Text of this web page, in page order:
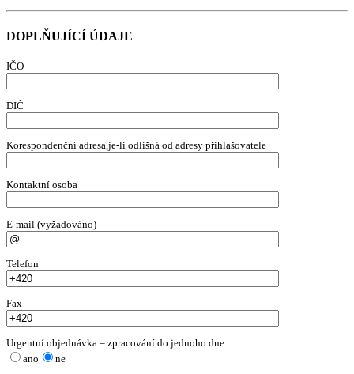
DOPLŇUJÍCÍ ÚDAJE
IČO
DIČ
Korespondenční adresa,je-li odlišná od adresy přihlašovatele
Kontaktní osoba
E-mail (vyžadováno)
Telefon
Fax
Urgentní objednávka – zpracování do jednoho dne:
ano
ne